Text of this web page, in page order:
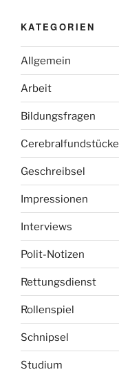
KATEGORIEN
Allgemein
Arbeit
Bildungsfragen
Cerebralfundstücke
Geschreibsel
Impressionen
Interviews
Polit-Notizen
Rettungsdienst
Rollenspiel
Schnipsel
Studium